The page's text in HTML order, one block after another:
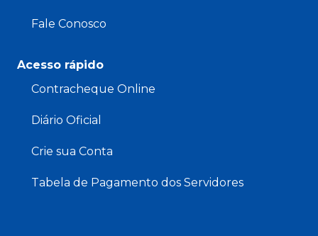
Fale Conosco
Acesso rápido
Contracheque Online
Diário Oficial
Crie sua Conta
Tabela de Pagamento dos Servidores